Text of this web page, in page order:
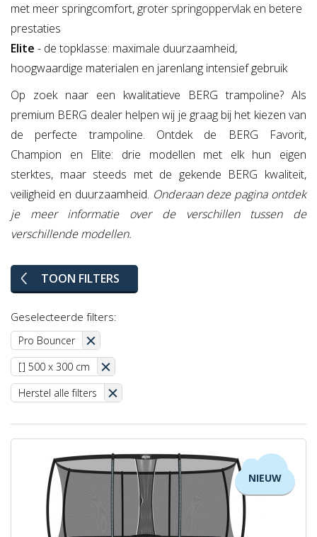
met meer springcomfort, groter springoppervlak en betere
prestaties
Elite - de topklasse: maximale duurzaamheid,
hoogwaardige materialen en jarenlang intensief gebruik
Op zoek naar een kwalitatieve BERG trampoline? Als
premium BERG dealer helpen wij je graag bij het kiezen van
de perfecte trampoline. Ontdek de BERG Favorit,
Champion en Elite: drie modellen met elk hun eigen
sterktes, maar steeds met de gekende BERG kwaliteit,
veiligheid en duurzaamheid. Onderaan deze pagina ontdek
je meer informatie over de verschillen tussen de
verschillende modellen.
TOON FILTERS
Geselecteerde filters:
Pro Bouncer
[] 500 x 300 cm
Herstel alle filters
NIEUW